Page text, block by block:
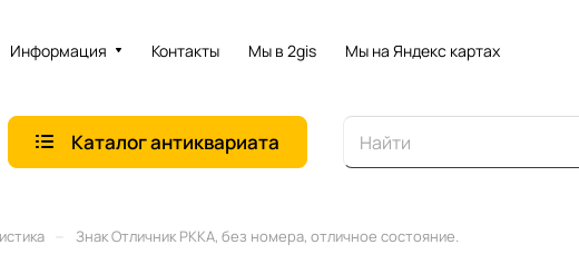
Информация Контакты Мы в 2gis Мы на Яндекс картах
Каталог антиквариата
Знак Отличник РККА, без номера, отличное состояние.